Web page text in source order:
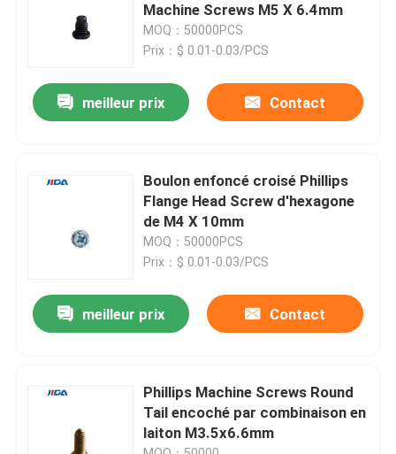
À propos de nous
Nouvelles
cas
Demandez un devis
Machine Screws M5 X 6.4mm
MOQ：50000PCS
Prix：$ 0.01-0.03/PCS
meilleur prix Contact
Boulon enfoncé croisé Phillips
Flange Head Screw d'hexagone
de M4 X 10mm
MOQ：50000PCS
Prix：$ 0.01-0.03/PCS
meilleur prix Contact
Phillips Machine Screws Round
Tail encoché par combinaison en
laiton M3.5x6.6mm